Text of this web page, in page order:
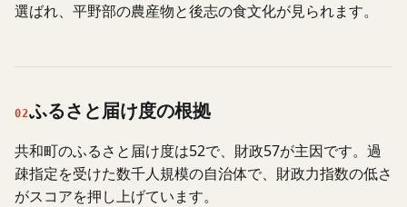
選ばれ、平野部の農産物と後志の食文化が見られます。
02ふるさと届け度の根拠
共和町のふるさと届け度は52で、財政57が主因です。過
疎指定を受けた数千人規模の自治体で、財政力指数の低さ
がスコアを押し上げています。